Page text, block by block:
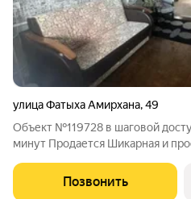
улица Фатыха Амирхана,49
Объект №119728 в шаговой
минут Продается Шикарная и
на 13/14 этажного дома. Комнаты
санузел раздельный.
Позвонить